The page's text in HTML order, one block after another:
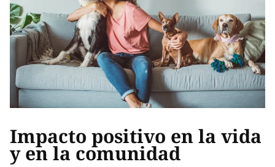
Impacto positivo en la vida
y en la comunidad